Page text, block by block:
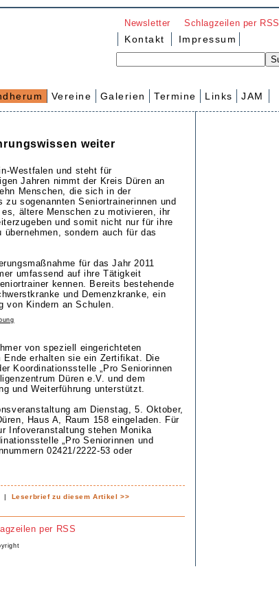
Newsletter Schlagzeilen per RSS
Kontakt Impressum
Vereine Galerien Termine Links JAM
weiter
Westfalen und steht für
Jahren nimmt der Kreis Düren an
Menschen, die sich in der
sogenannten Seniortrainerinnen und
ältere Menschen zu motivieren, ihr
und somit nicht nur für ihre
sondern auch für das
für das Jahr 2011
umfassend auf ihre Tätigkeit
kennen. Bereits bestehende
und Demenzkranke, ein
von Kindern an Schulen.
von speziell eingerichteten
erhalten sie ein Zertifikat. Die
Koordinationsstelle „Pro Seniorinnen
Düren e.V. und dem
und Weiterführung unterstützt.
am Dienstag, 5. Oktober,
Haus A, Raum 158 eingeladen. Für
Infoveranstaltung stehen Monika
„Pro Seniorinnen und
02421/2222-53 oder
| Leserbrief zu diesem Artikel >>
per RSS